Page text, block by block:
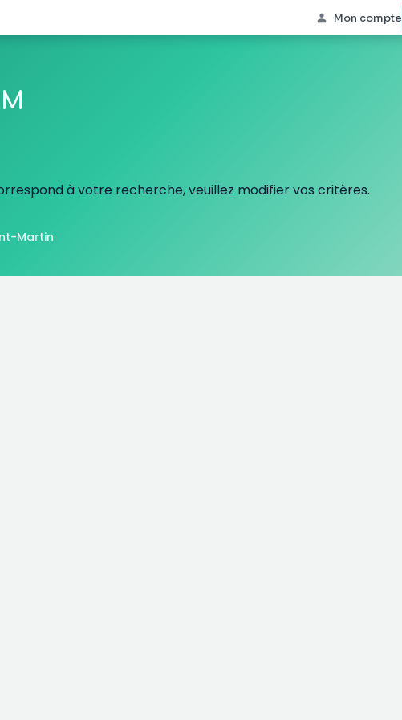
Mon compte
à votre recherche, veuillez modifier vos critères.
Martin